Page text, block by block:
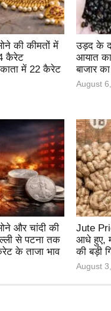
की कीमतों में
कैरेट
में 22 कैरेट
उड़द के
आयात
बाजार
August
और चांदी की
से पटना तक
के ताजा भाव
Jute
आधे हुए,
की बड़ी
August